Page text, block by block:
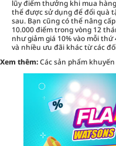
lũy điểm thưởng khi mua
thể được sử dụng để đổi quà
sau. Bạn cũng có thể nâng
10.000 điểm trong vòng 12
như giảm giá 10% vào mỗi
và nhiều ưu đãi khác từ các
Xem thêm:Các sản phẩm